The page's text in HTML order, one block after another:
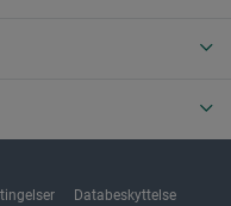
Databeskyttelse